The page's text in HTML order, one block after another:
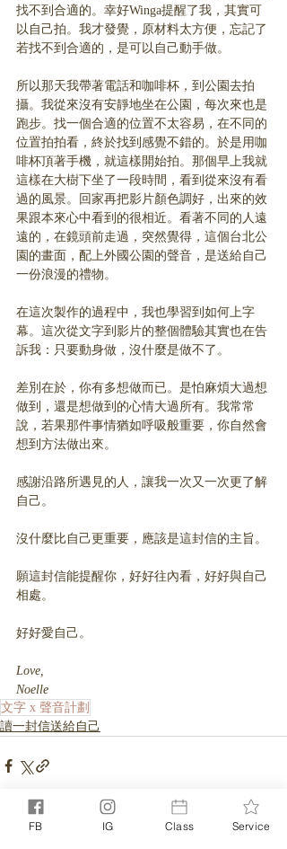
找不到合適的。幸好Winga提醒了我，其實可
以自己拍。我才發覺，原材料太方便，忘記了
若找不到合適的，是可以自己動手做。
所以那天我帶著電話和咖啡杯，到公園去拍
攝。我從來沒有安靜地坐在公園，每次來也是
跑步。找一個合適的位置不太容易，在不同的
位置拍拍看，終於找到感覺不錯的。於是用咖
啡杯頂著手機，就這樣開始拍。那個早上我就
這樣在大樹下坐了一段時間，看到從來沒有看
過的風景。回家再把影片顏色調好，出來的效
果跟本來心中看到的很相近。看著不同的人遠
遠的，在鏡頭前走過，突然覺得，這個台北公
園的畫面，配上外國公園的聲音，是送給自己
一份浪漫的禮物。
在這次製作的過程中，我也學習到如何上字
幕。這次從文字到影片的整個體驗其實也在告
訴我：只要動身做，沒什麼是做不了。
差別在於，你有多想做而已。是怕麻煩大過想
做到，還是想做到的心情大過所有。我常常
說，若果那件事情猶如呼吸般重要，你自然會
想到方法做出來。
感謝沿路所遇見的人，讓我一次又一次更了解
自己。
沒什麼比自己更重要，應該是這封信的主旨。
願這封信能提醒你，好好往內看，好好與自己
相處。
好好愛自己。
Love,
Noelle
文字 x 聲音計劃
讀一封信送給自己
FB IG Class Service